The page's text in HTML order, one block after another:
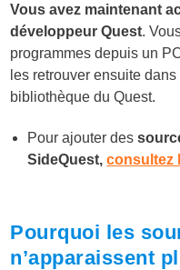
Vous avez maintenant
développeur Quest.
programmes depuis un
les retrouver ensuite
bibliothèque du Quest.
Pour ajouter des
SideQuest,consultez
Pourquoi les
n’apparaissent